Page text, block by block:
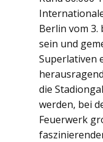
Berlin vom 3.
sein und
Superlativen
die
werden, bei
Feuerwerk